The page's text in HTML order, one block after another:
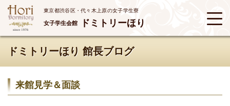
東京都渋谷区・代々木上原の女子学生寮
女子学生会館 ドミトリーほり
ドミトリーほり 館長ブログ
来館見学＆面談